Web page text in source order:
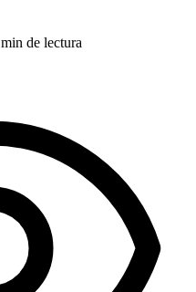
min de lectura